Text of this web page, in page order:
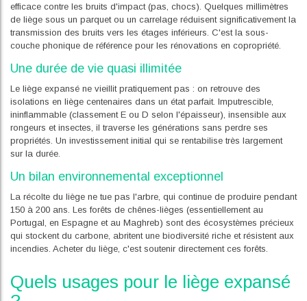
efficace contre les bruits d'impact (pas, chocs). Quelques millimètres
de liège sous un parquet ou un carrelage réduisent significativement la
transmission des bruits vers les étages inférieurs. C'est la sous-
couche phonique de référence pour les rénovations en copropriété.
Une durée de vie quasi illimitée
Le liège expansé ne vieillit pratiquement pas : on retrouve des
isolations en liège centenaires dans un état parfait. Imputrescible,
ininflammable (classement E ou D selon l'épaisseur), insensible aux
rongeurs et insectes, il traverse les générations sans perdre ses
propriétés. Un investissement initial qui se rentabilise très largement
sur la durée.
Un bilan environnemental exceptionnel
La récolte du liège ne tue pas l'arbre, qui continue de produire pendant
150 à 200 ans. Les forêts de chênes-lièges (essentiellement au
Portugal, en Espagne et au Maghreb) sont des écosystèmes précieux
qui stockent du carbone, abritent une biodiversité riche et résistent aux
incendies. Acheter du liège, c'est soutenir directement ces forêts.
Quels usages pour le liège expansé